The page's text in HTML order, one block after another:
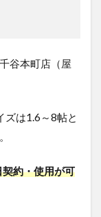
谷本町店（屋
ズは1.6～8帖と
契約・使用が可